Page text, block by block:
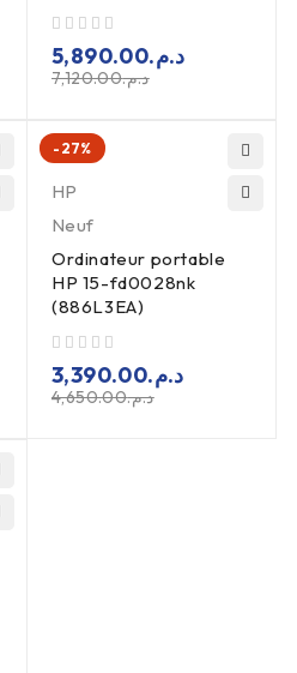
د.م.7,120.00
د.م.5,890.00
-27%
HP
Neuf
Ordinateur portable
HP 15-fd0028nk
(886L3EA)
د.م.4,650.00
د.م.3,390.00